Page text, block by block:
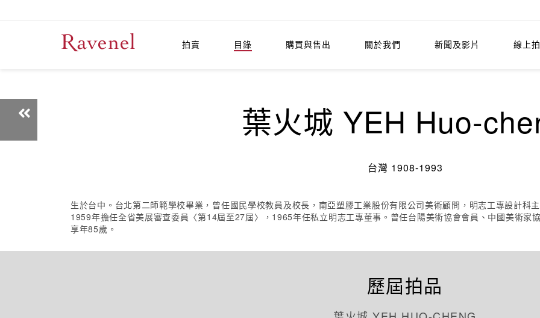
拍賣 目錄 購買與售出 關於我們 新聞及影片 線上
葉火城 YEH Huo-
台灣 1908-1993
生於台中。台北第二師範學校畢業，曾任國民學校教員及校長，南亞塑膠工業股份有限公司美術顧問，明志工專設計科
1959年擔任全省美展審查委員〈第14屆至27屆〉，1965年任私立明志工專董事。曾任台陽美術協會會員、中國美術家
享年85歲。
歷屆拍品